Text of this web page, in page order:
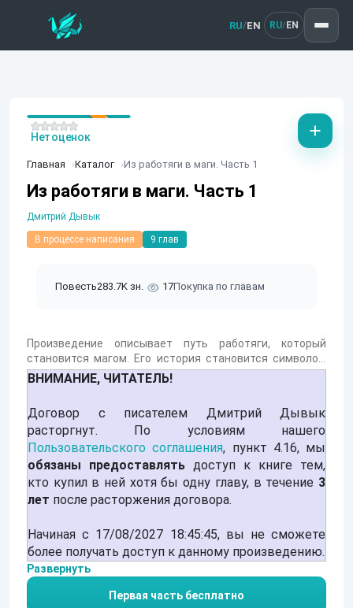
RU/EN RU/ EN
Главная Каталог Из работяги в маги. Часть 1
Из работяги в маги. Часть 1
Дмитрий Дывык
В процессе написания 9 глав
Повесть283.7K зн. 17Покупка по главам
Нет оценок
Произведение описывает путь работяги, который
становится магом. Его история становится символом
самосовершенствования и стремления к знаниям,
создавая атмосферу вдохновения и надежды.
ВНИМАНИЕ, ЧИТАТЕЛЬ!
Договор с писателем Дмитрий Дывык
расторгнут. По условиям нашего
Пользовательского соглашения, пункт 4.16, мы
обязаны предоставлять доступ к книге тем,
кто купил в ней хотя бы одну главу, в течение 3
лет после расторжения договора.
Начиная с 17/08/2027 18:45:45, вы не сможете
более получать доступ к данному произведению.
Развернуть
Первая часть бесплатно